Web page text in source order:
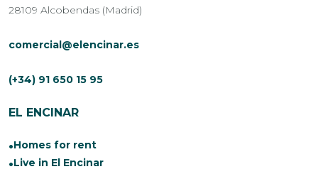
28109 Alcobendas (Madrid)
comercial@elencinar.es
(+34) 91 650 15 95
EL ENCINAR
Homes for rent
Live in El Encinar